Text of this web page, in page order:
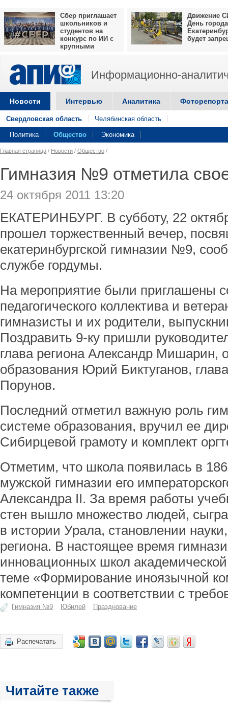
Сбер приглашает
школьников и
студентов на
конкурс по ИИ с
крупными
Движение
День города
будет
Информационно-
Новости Интервью Аналитика
Свердловская область Челябинская область
Политика Общество Экономика
Главная страница / Новости / Общество /
Гимназия №9 отметила
24 октября 2011 13:20
ЕКАТЕРИНБУРГ. В субботу, 22
прошел торжественный вечер,
екатеринбургской гимназии №9,
службе гордумы.
На мероприятие были приглашены
педагогического коллектива и
гимназисты и их родители,
Поздравить 9-ку пришли
глава региона Александр Мишарин,
образования Юрий Биктуганов,
Порунов.
Последний отметил важную роль
системе образования, вручил ее
Сибирцевой грамоту и комплект
Отметим, что школа появилась в
мужской гимназии его
Александра II. За время работы
стен вышло множество людей,
в истории Урала, становлении
региона. В настоящее время
инновационных школ
теме «Формирование иноязычной
компетенции в соответствии с
Гимназия №9 Юбилей Празднование
Распечатать
Читайте также